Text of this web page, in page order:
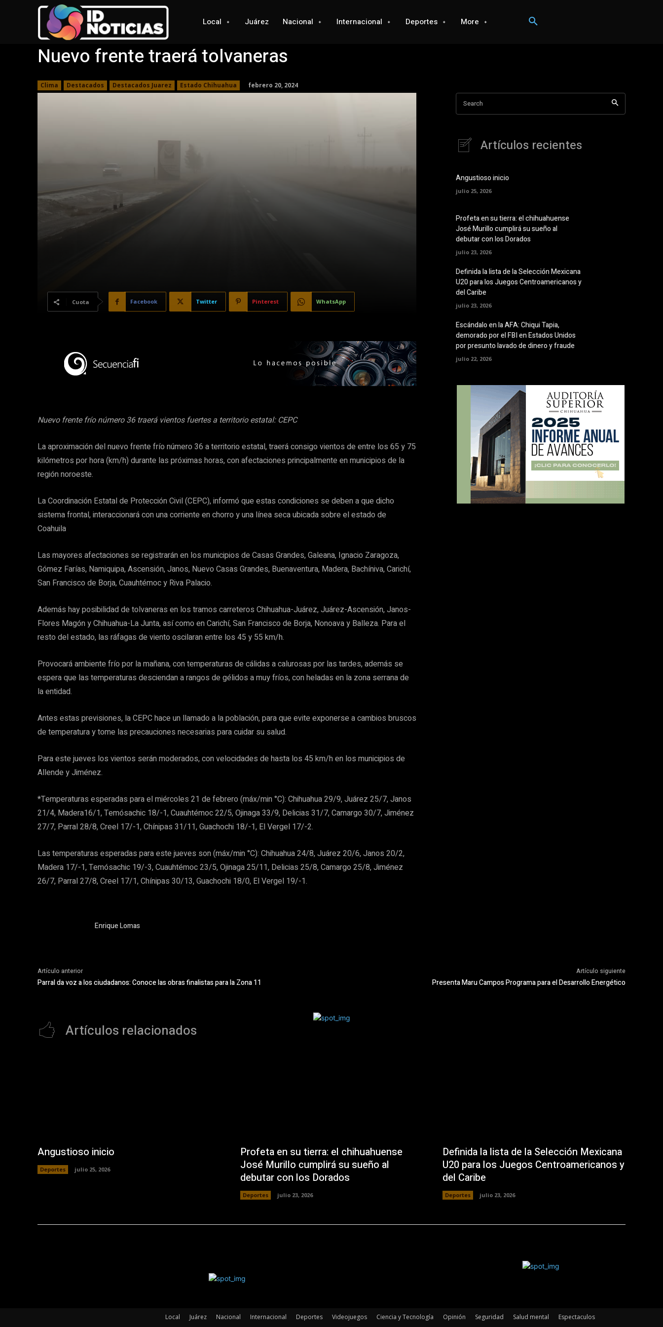
Local Juárez Nacional Internacional Deportes More
Nuevo frente traerá tolvaneras
Clima Destacados Destacados Juarez Estado Chihuahua febrero 20, 2024
Cuota Facebook Twitter Pinterest WhatsApp
Nuevo frente frío número 36 traerá vientos fuertes a territorio estatal: CEPC
La aproximación del nuevo frente frío número 36 a territorio estatal, traerá consigo vientos de entre los 65 y 75
kilómetros por hora (km/h) durante las próximas horas, con afectaciones principalmente en municipios de la
región noroeste.
La Coordinación Estatal de Protección Civil (CEPC), informó que estas condiciones se deben a que dicho
sistema frontal, interaccionará con una corriente en chorro y una línea seca ubicada sobre el estado de
Coahuila
Las mayores afectaciones se registrarán en los municipios de Casas Grandes, Galeana, Ignacio Zaragoza,
Gómez Farías, Namiquipa, Ascensión, Janos, Nuevo Casas Grandes, Buenaventura, Madera, Bachíniva, Carichí,
San Francisco de Borja, Cuauhtémoc y Riva Palacio.
Además hay posibilidad de tolvaneras en los tramos carreteros Chihuahua-Juárez, Juárez-Ascensión, Janos-
Flores Magón y Chihuahua-La Junta, así como en Carichí, San Francisco de Borja, Nonoava y Balleza. Para el
resto del estado, las ráfagas de viento oscilaran entre los 45 y 55 km/h.
Provocará ambiente frío por la mañana, con temperaturas de cálidas a calurosas por las tardes, además se
espera que las temperaturas desciendan a rangos de gélidos a muy fríos, con heladas en la zona serrana de
la entidad.
Antes estas previsiones, la CEPC hace un llamado a la población, para que evite exponerse a cambios bruscos
de temperatura y tome las precauciones necesarias para cuidar su salud.
Para este jueves los vientos serán moderados, con velocidades de hasta los 45 km/h en los municipios de
Allende y Jiménez.
*Temperaturas esperadas para el miércoles 21 de febrero (máx/min °C): Chihuahua 29/9, Juárez 25/7, Janos
21/4, Madera16/1, Temósachic 18/-1, Cuauhtémoc 22/5, Ojinaga 33/9, Delicias 31/7, Camargo 30/7, Jiménez
27/7, Parral 28/8, Creel 17/-1, Chínipas 31/11, Guachochi 18/-1, El Vergel 17/-2.
Las temperaturas esperadas para este jueves son (máx/min °C): Chihuahua 24/8, Juárez 20/6, Janos 20/2,
Madera 17/-1, Temósachic 19/-3, Cuauhtémoc 23/5, Ojinaga 25/11, Delicias 25/8, Camargo 25/8, Jiménez
26/7, Parral 27/8, Creel 17/1, Chínipas 30/13, Guachochi 18/0, El Vergel 19/-1.
Enrique Lomas
Search
Artículos recientes
Angustioso inicio
julio 25, 2026
Profeta en su tierra: el chihuahuense
José Murillo cumplirá su sueño al
debutar con los Dorados
julio 23, 2026
Definida la lista de la Selección Mexicana
U20 para los Juegos Centroamericanos y
del Caribe
julio 23, 2026
Escándalo en la AFA: Chiqui Tapia,
demorado por el FBI en Estados Unidos
por presunto lavado de dinero y fraude
julio 22, 2026
Artículo anterior
Parral da voz a los ciudadanos: Conoce las obras finalistas para la Zona 11
Artículo siguiente
Presenta Maru Campos Programa para el Desarrollo Energético
Artículos relacionados
Angustioso inicio
Deportes julio 25, 2026
Profeta en su tierra: el chihuahuense
José Murillo cumplirá su sueño al
debutar con los Dorados
Deportes julio 23, 2026
Definida la lista de la Selección Mexicana
U20 para los Juegos Centroamericanos y
del Caribe
Deportes julio 23, 2026
Local Juárez Nacional Internacional Deportes Videojuegos Ciencia y Tecnología Opinión Seguridad Salud mental Espectaculos